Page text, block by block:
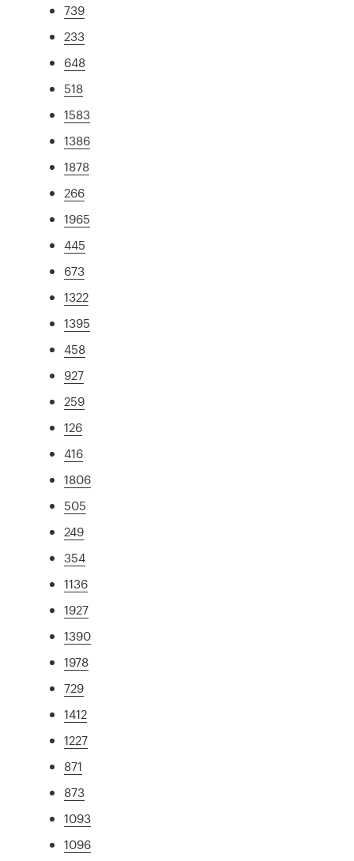
739
233
648
518
1583
1386
1878
266
1965
445
673
1322
1395
458
927
259
126
416
1806
505
249
354
1136
1927
1390
1978
729
1412
1227
871
873
1093
1096